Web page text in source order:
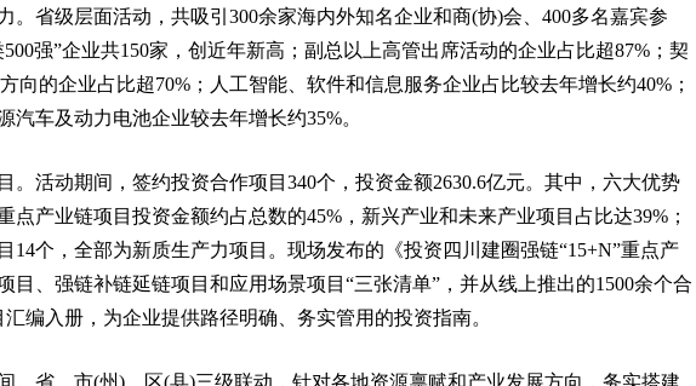
。省级层面活动，共吸引300余家海内外知名企业和商(协)会、400多名嘉宾参
强”企业共150家，创近年新高；副总以上高管出席活动的企业占比超87%；契
向的企业占比超70%；人工智能、软件和信息服务企业占比较去年增长约40%；
汽车及动力电池企业较去年增长约35%。
。活动期间，签约投资合作项目340个，投资金额2630.6亿元。其中，六大优势
点产业链项目投资金额约占总数的45%，新兴产业和未来产业项目占比达39%；
14个，全部为新质生产力项目。现场发布的《投资四川建圈强链“15+N”重点产
目、强链补链延链项目和应用场景项目“三张清单”，并从线上推出的1500余个合
编入册，为企业提供路径明确、务实管用的投资指南。
。省、市(州)、区(县)三级联动，针对各地资源禀赋和产业发展方向，务实搭建